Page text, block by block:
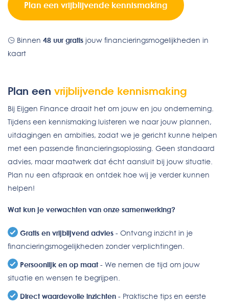
Plan een vrijblijvende kennismaking
Binnen 48 uur gratis jouw financieringsmogelijkheden in
kaart
Plan een vrijblijvende kennismaking
Bij Eijgen Finance draait het om jouw en jou onderneming.
Tijdens een kennismaking luisteren we naar jouw plannen,
uitdagingen en ambities, zodat we je gericht kunne helpen
met een passende financieringsoplossing. Geen standaard
advies, maar maatwerk dat écht aansluit bij jouw situatie.
Plan nu een afspraak en ontdek hoe wij je verder kunnen
helpen!
Wat kun je verwachten van onze samenwerking?
Gratis en vrijblijvend advies - Ontvang inzicht in je
financieringsmogelijkheden zonder verplichtingen.
Persoonlijk en op maat- We nemen de tijd om jouw
situatie en wensen te begrijpen.
Direct waardevolle inzichten - Praktische tips en eerste